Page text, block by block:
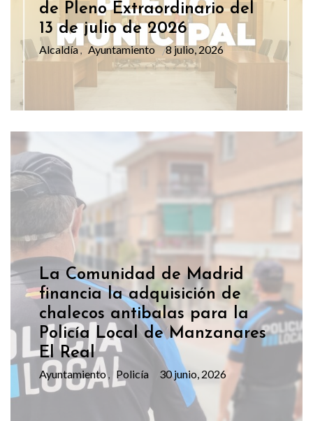
de Pleno Extraordinario del
13 de julio de 2026
Alcaldía, Ayuntamiento 8 julio, 2026
La Comunidad de Madrid
financia la adquisición de
chalecos antibalas para la
Policía Local de Manzanares
El Real
Ayuntamiento, Policía 30 junio, 2026